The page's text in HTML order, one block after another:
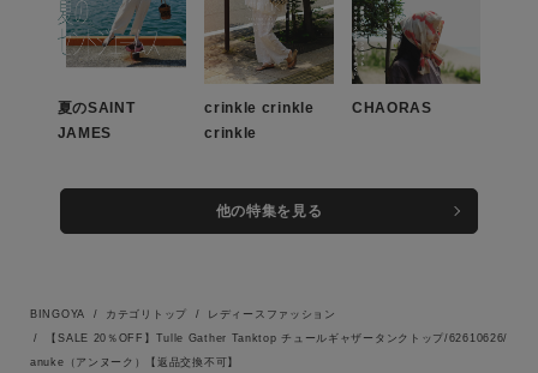
この条件で絞り込む
夏のSAINT
JAMES
crinkle crinkle
crinkle
CHAORAS
他の特集を見る
BINGOYA カテゴリトップ
レディースファッション
【SALE 20％OFF】Tulle Gather Tanktop チュールギャザータンクトップ/62610626/
anuke（アンヌーク）【返品交換不可】